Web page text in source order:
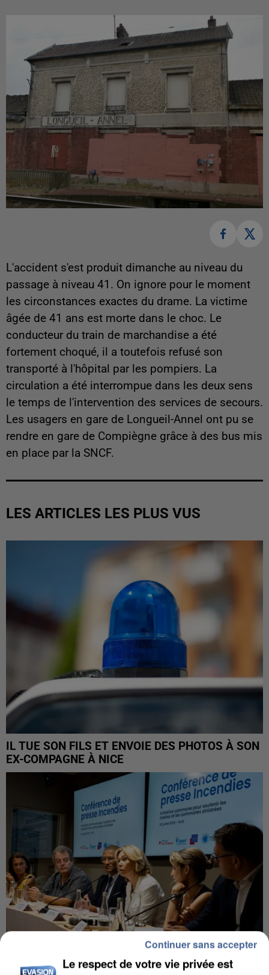
L'accident s'est produit dimanche au niveau du
passage à niveau 41. On ignore pour le moment
les circonstances exactes du drame. La victime
âgée de 41 ans est morte dans le choc. Le
conducteur du train de marchandise a été
fortement choqué, il a toutefois refusé son
transporté à l'hôpital par les pompiers. La
circulation a été interrompue dans les deux sens
le temps de l'intervention des services de secours.
Les usagers en gare de Longueil-Annel ont pu se
rendre en gare de Compiègne grâce à des bus mis
en place par la SNCF.
LES ARTICLES LES PLUS VUS
IL TUE SON FILS ET ENVOIE DES PHOTOS À SON
EX-COMPAGNE À NICE
Le respect de votre vie privée est
Continuer sans accepter